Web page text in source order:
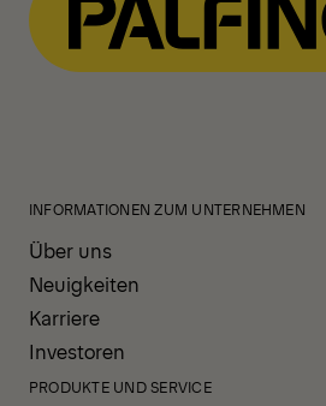
INFORMATIONEN ZUM UNTERNEHMEN
Über uns
Neuigkeiten
Karriere
Investoren
PRODUKTE UND SERVICE